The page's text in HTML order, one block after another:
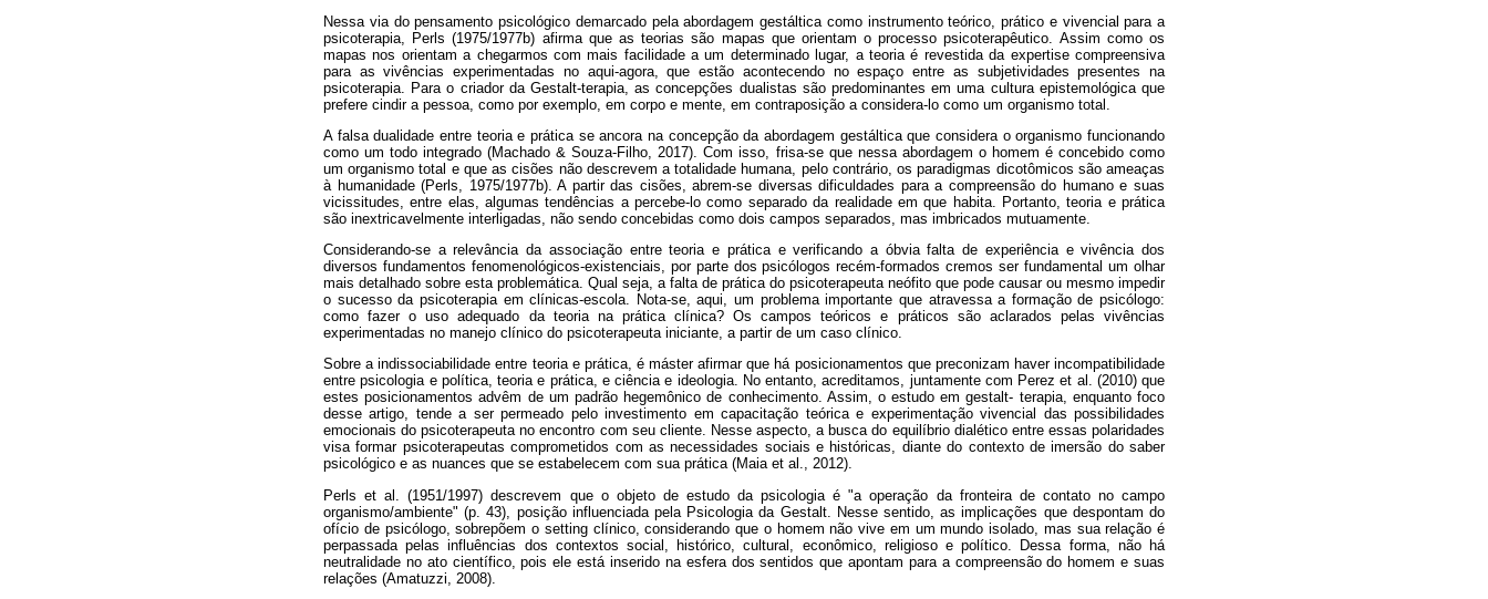
Nessa via do pensamento psicológico demarcado pela abordagem gestáltica como instrumento teórico, prático e vivencial para a
psicoterapia, Perls (1975/1977b) afirma que as teorias são mapas que orientam o processo psicoterapêutico. Assim como os
mapas nos orientam a chegarmos com mais facilidade a um determinado lugar, a teoria é revestida da expertise compreensiva
para as vivências experimentadas no aqui-agora, que estão acontecendo no espaço entre as subjetividades presentes na
psicoterapia. Para o criador da Gestalt-terapia, as concepções dualistas são predominantes em uma cultura epistemológica que
prefere cindir a pessoa, como por exemplo, em corpo e mente, em contraposição a considera-lo como um organismo total.
A falsa dualidade entre teoria e prática se ancora na concepção da abordagem gestáltica que considera o organismo funcionando
como um todo integrado (Machado & Souza-Filho, 2017). Com isso, frisa-se que nessa abordagem o homem é concebido como
um organismo total e que as cisões não descrevem a totalidade humana, pelo contrário, os paradigmas dicotômicos são ameaças
à humanidade (Perls, 1975/1977b). A partir das cisões, abrem-se diversas dificuldades para a compreensão do humano e suas
vicissitudes, entre elas, algumas tendências a percebe-lo como separado da realidade em que habita. Portanto, teoria e prática
são inextricavelmente interligadas, não sendo concebidas como dois campos separados, mas imbricados mutuamente.
Considerando-se a relevância da associação entre teoria e prática e verificando a óbvia falta de experiência e vivência dos
diversos fundamentos fenomenológicos-existenciais, por parte dos psicólogos recém-formados cremos ser fundamental um olhar
mais detalhado sobre esta problemática. Qual seja, a falta de prática do psicoterapeuta neófito que pode causar ou mesmo impedir
o sucesso da psicoterapia em clínicas-escola. Nota-se, aqui, um problema importante que atravessa a formação de psicólogo:
como fazer o uso adequado da teoria na prática clínica? Os campos teóricos e práticos são aclarados pelas vivências
experimentadas no manejo clínico do psicoterapeuta iniciante, a partir de um caso clínico.
Sobre a indissociabilidade entre teoria e prática, é máster afirmar que há posicionamentos que preconizam haver incompatibilidade
entre psicologia e política, teoria e prática, e ciência e ideologia. No entanto, acreditamos, juntamente com Perez et al. (2010) que
estes posicionamentos advêm de um padrão hegemônico de conhecimento. Assim, o estudo em gestalt- terapia, enquanto foco
desse artigo, tende a ser permeado pelo investimento em capacitação teórica e experimentação vivencial das possibilidades
emocionais do psicoterapeuta no encontro com seu cliente. Nesse aspecto, a busca do equilíbrio dialético entre essas polaridades
visa formar psicoterapeutas comprometidos com as necessidades sociais e históricas, diante do contexto de imersão do saber
psicológico e as nuances que se estabelecem com sua prática (Maia et al., 2012).
Perls et al. (1951/1997) descrevem que o objeto de estudo da psicologia é "a operação da fronteira de contato no campo
organismo/ambiente" (p. 43), posição influenciada pela Psicologia da Gestalt. Nesse sentido, as implicações que despontam do
ofício de psicólogo, sobrepõem o setting clínico, considerando que o homem não vive em um mundo isolado, mas sua relação é
perpassada pelas influências dos contextos social, histórico, cultural, econômico, religioso e político. Dessa forma, não há
neutralidade no ato científico, pois ele está inserido na esfera dos sentidos que apontam para a compreensão do homem e suas
relações (Amatuzzi, 2008).